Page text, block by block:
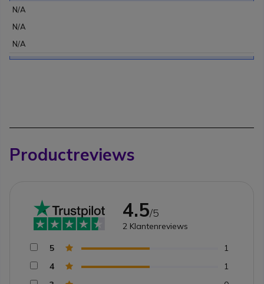
N/A
N/A
N/A
Productreviews
4.5/5
2 Klantenreviews
5
1
4
1